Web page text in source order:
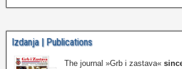
Izdanja | Publications
The journal »Grb i zastava«